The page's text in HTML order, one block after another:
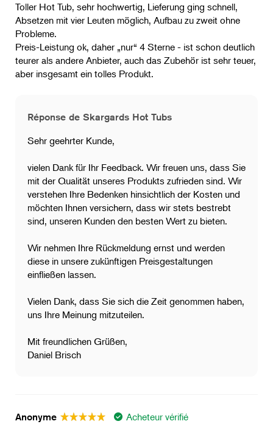
Toller Hot Tub, sehr hochwertig, Lieferung ging schnell,
Absetzen mit vier Leuten möglich, Aufbau zu zweit ohne
Probleme.
Preis-Leistung ok, daher „nur“ 4 Sterne - ist schon deutlich
teurer als andere Anbieter, auch das Zubehör ist sehr teuer,
aber insgesamt ein tolles Produkt.
Réponse de Skargards Hot Tubs
Sehr geehrter Kunde,
vielen Dank für Ihr Feedback. Wir freuen uns, dass Sie
mit der Qualität unseres Produkts zufrieden sind. Wir
verstehen Ihre Bedenken hinsichtlich der Kosten und
möchten Ihnen versichern, dass wir stets bestrebt
sind, unseren Kunden den besten Wert zu bieten.
Wir nehmen Ihre Rückmeldung ernst und werden
diese in unsere zukünftigen Preisgestaltungen
einfließen lassen.
Vielen Dank, dass Sie sich die Zeit genommen haben,
uns Ihre Meinung mitzuteilen.
Mit freundlichen Grüßen,
Daniel Brisch
Anonyme Acheteur vérifié